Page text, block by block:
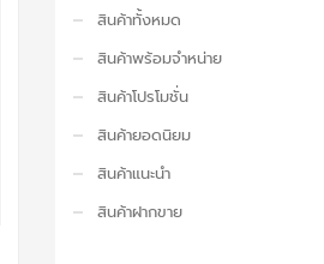
สินค้าทั้งหมด
สินค้าพร้อมจำหน่าย
สินค้าโปรโมชั่น
สินค้ายอดนิยม
สินค้าแนะนำ
สินค้าฝากขาย